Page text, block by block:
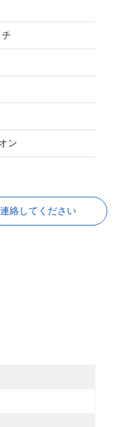
ン
絡してください